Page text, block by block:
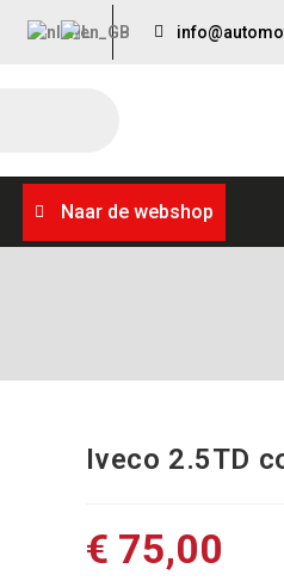
Naar de webshop
Iveco 2.5TD
€ 75,00